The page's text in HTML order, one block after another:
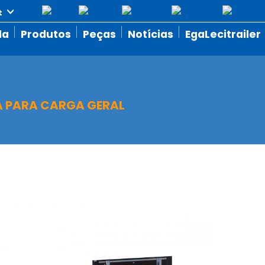
Produtos Peças Notícias EgaLecitrailer
CARGA GERAL